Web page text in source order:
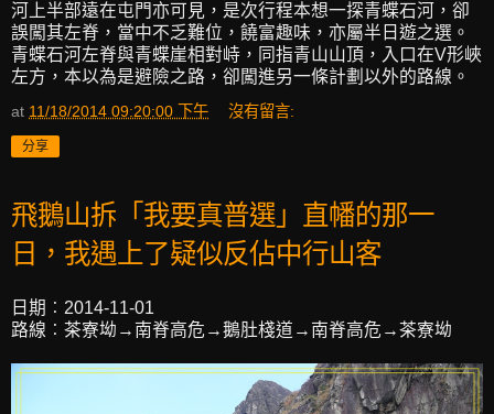
河上半部遠在屯門亦可見，是次行程本想一探青蝶石河，卻
誤闖其左脊，當中不乏難位，饒富趣味，亦屬半日遊之選。
青蝶石河左脊與青蝶崖相對峙，同指青山山頂，入口在V形峽
左方，本以為是避險之路，卻闖進另一條計劃以外的路線。
at 11/18/2014 09:20:00 下午 沒有留言:
分享
飛鵝山拆「我要真普選」直幡的那一
日，我遇上了疑似反佔中行山客
日期︰2014-11-01
路線︰茶寮坳→南脊高危→鵝肚棧道→南脊高危→茶寮坳